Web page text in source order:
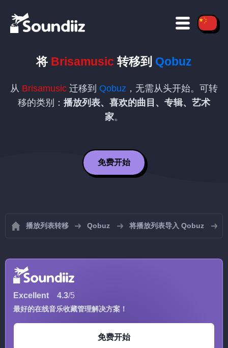
将 Brisamusic 转移到 Qobuz
从 Brisamusic 迁移到 Qobuz ，无需从头开始。可转
移的类别： 播放列表、喜欢的曲目、专辑、艺术
家。
免费开始
播放列表转移 Qobuz 将播放列表导入 Qobuz
Excellent 4.3/5
最好的在线音乐收藏管理解决方案！
免费开始